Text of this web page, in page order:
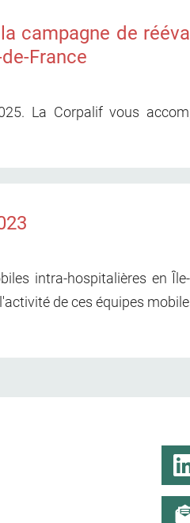
campagne de
France
La Corpalif vous
intra-hospitalières en
de ces équipes